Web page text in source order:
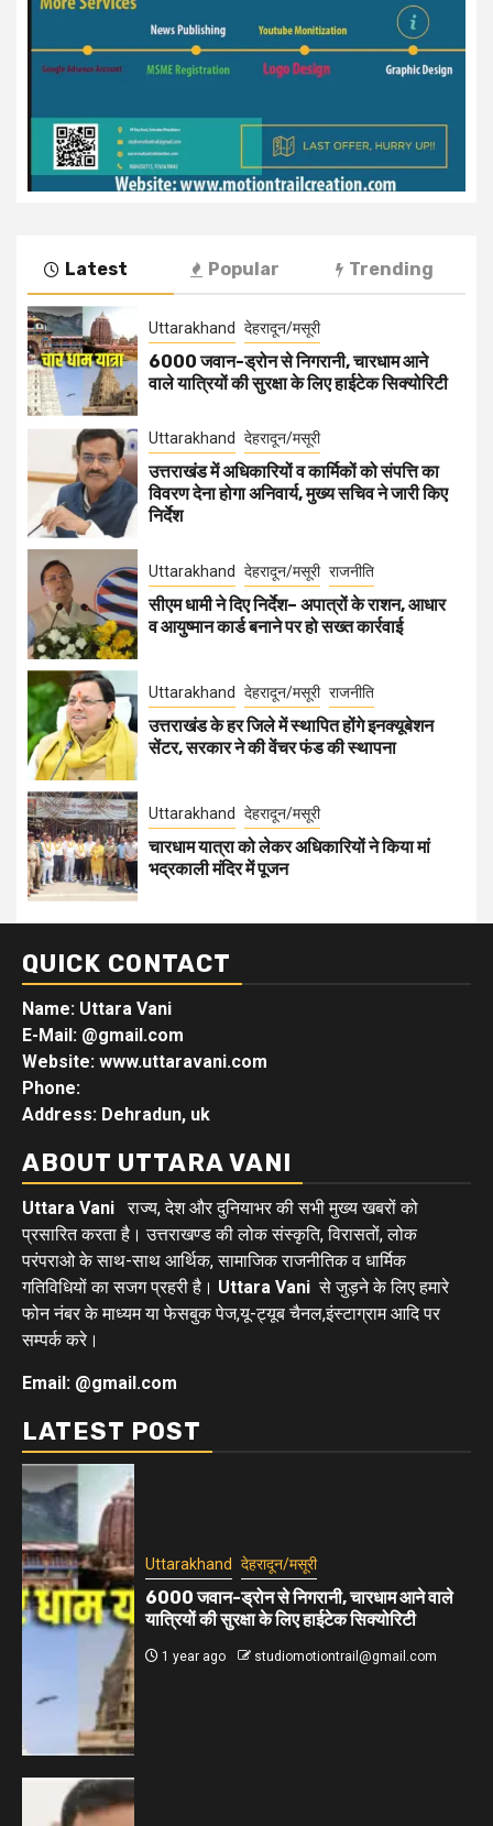
Latest Popular Trending
Uttarakhand देहरादून/मसूरी
6000 जवान-ड्रोन से निगरानी, चारधाम आने
वाले यात्रियों की सुरक्षा के लिए हाईटेक सिक्योरिटी
Uttarakhand देहरादून/मसूरी
उत्तराखंड में अधिकारियों व कार्मिकों को संपत्ति का
विवरण देना होगा अनिवार्य, मुख्य सचिव ने जारी किए
निर्देश
Uttarakhand देहरादून/मसूरी राजनीति
सीएम धामी ने दिए निर्देश– अपात्रों के राशन, आधार
व आयुष्मान कार्ड बनाने पर हो सख्त कार्रवाई
Uttarakhand देहरादून/मसूरी राजनीति
उत्तराखंड के हर जिले में स्थापित होंगे इनक्यूबेशन
सेंटर, सरकार ने की वेंचर फंड की स्थापना
Uttarakhand देहरादून/मसूरी
चारधाम यात्रा को लेकर अधिकारियों ने किया मां
भद्रकाली मंदिर में पूजन
QUICK CONTACT
Name: Uttara Vani
E-Mail: @gmail.com
Website: www.uttaravani.com
Phone:
Address: Dehradun, uk
ABOUT UTTARA VANI
Uttara Vani राज्य, देश और दुनियाभर की सभी मुख्य खबरों को
प्रसारित करता है। उत्तराखण्ड की लोक संस्कृति, विरासतों, लोक
परंपराओ के साथ-साथ आर्थिक, सामाजिक राजनीतिक व धार्मिक
गतिविधियों का सजग प्रहरी है। Uttara Vani से जुड़ने के लिए हमारे
फोन नंबर के माध्यम या फेसबुक पेज,यू-ट्यूब चैनल,इंस्टाग्राम आदि पर
सम्पर्क करे।
Email: @gmail.com
LATEST POST
Uttarakhand देहरादून/मसूरी
6000 जवान-ड्रोन से निगरानी, चारधाम आने वाले
यात्रियों की सुरक्षा के लिए हाईटेक सिक्योरिटी
1 year ago studiomotiontrail@gmail.com